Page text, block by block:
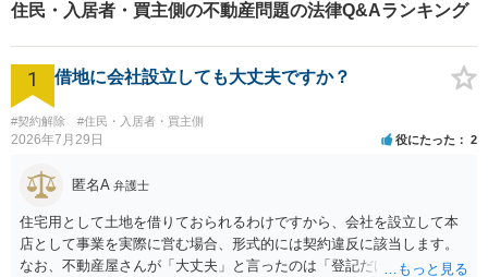
住民・入居者・買主側の不動産問題の法律Q&Aランキング
1 借地に会社設立しても大丈夫ですか？
#契約解除 #住民・入居者・買主側
2026年7月29日 役にたった 2
匿名A 弁護士
住宅用として土地を借りておられるわけですから、会社を設立して本
店として事業を実際に営む場合、形式的には契約違反に該当します。
なお、不動産屋さんが「大丈夫」と言ったのは「登記だけなら実務上